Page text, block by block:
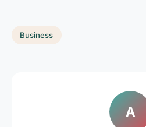
Business
A